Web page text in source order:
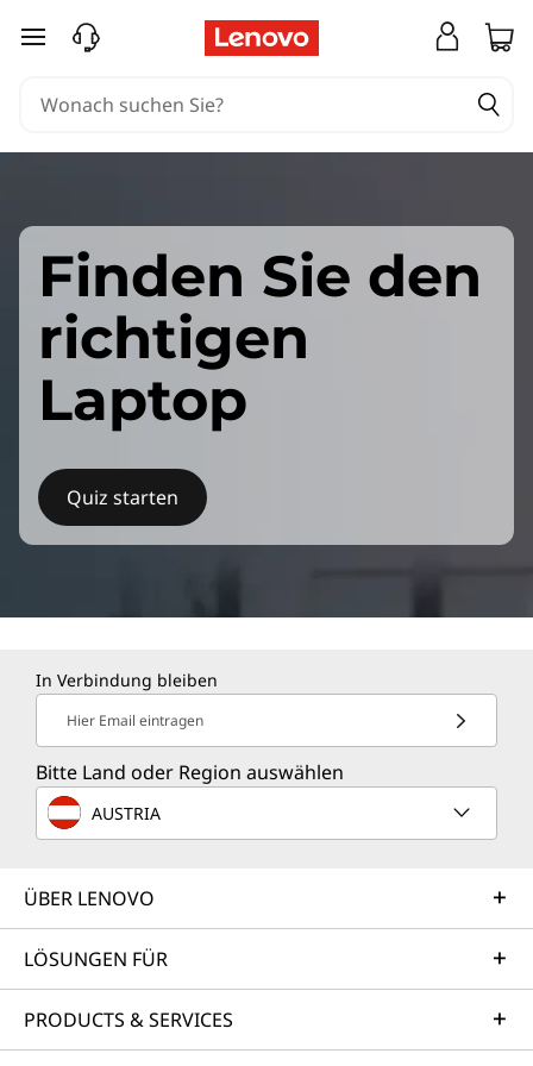
zum Hauptinhalt springen
Finden Sie den
richtigen
Laptop
Quiz starten
In Verbindung bleiben
Hier Email eintragen
Bitte Land oder Region auswählen
AUSTRIA
ÜBER LENOVO
LÖSUNGEN FÜR
PRODUCTS & SERVICES